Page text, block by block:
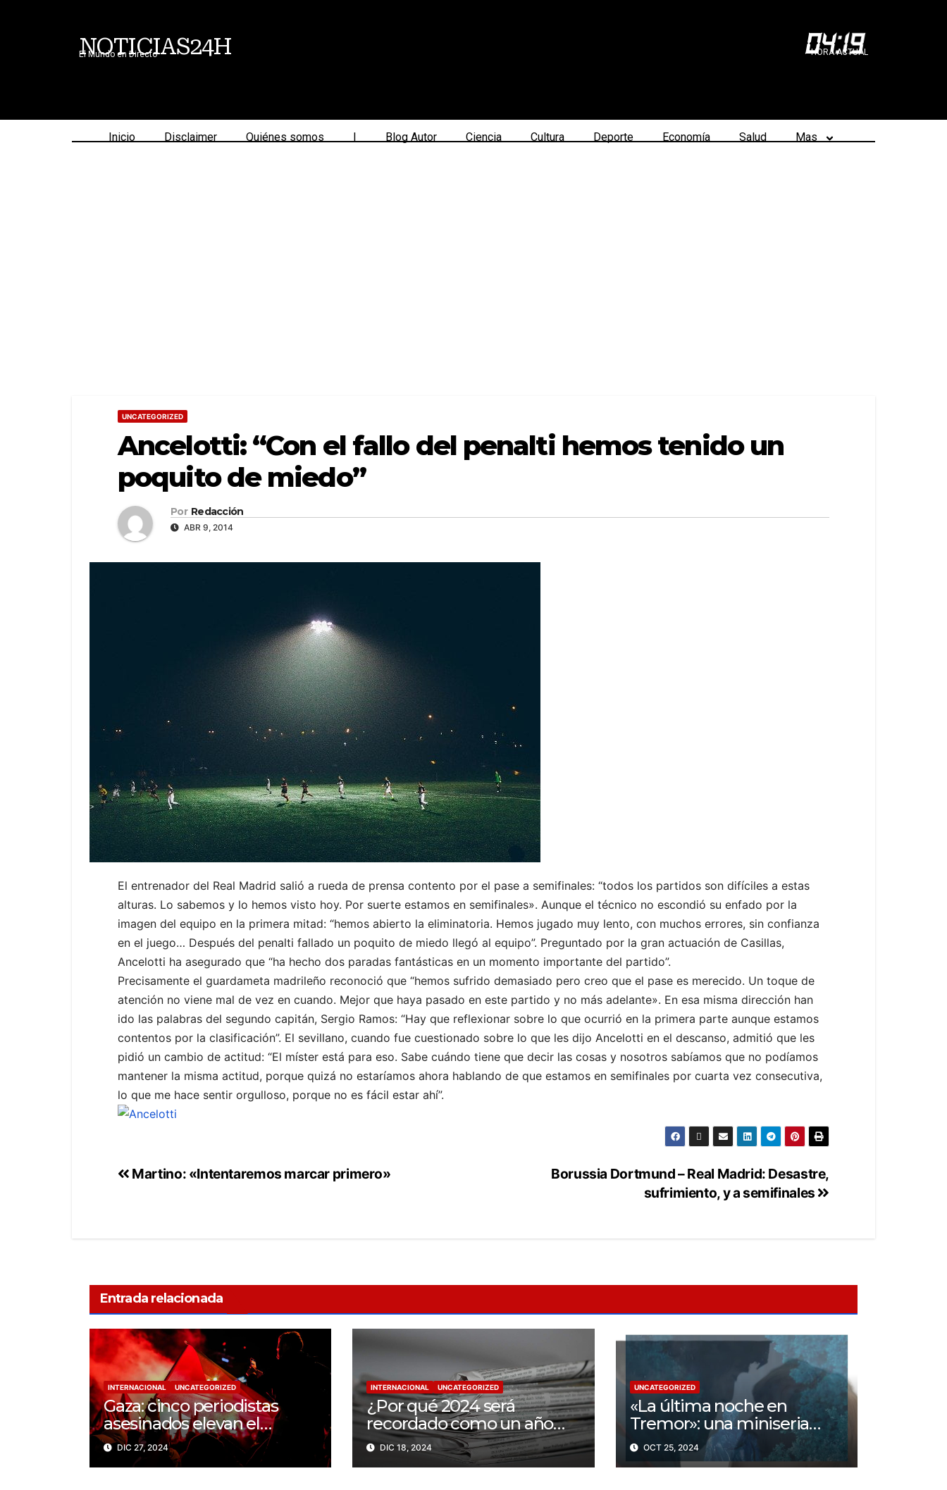
NOTICIAS24H
El Mundo en Directo 04:19
HORA ACTUAL
Inicio Disclaimer Quiénes somos | Blog Autor Ciencia Cultura Deporte Economía Salud Mas
UNCATEGORIZED
Ancelotti: “Con el fallo del penalti hemos tenido un
poquito de miedo”
Por Redacción
ABR 9, 2014
El entrenador del Real Madrid salió a rueda de prensa contento por el pase a semifinales: “todos los partidos son difíciles a estas
alturas. Lo sabemos y lo hemos visto hoy. Por suerte estamos en semifinales». Aunque el técnico no escondió su enfado por la
imagen del equipo en la primera mitad: “hemos abierto la eliminatoria. Hemos jugado muy lento, con muchos errores, sin confianza
en el juego… Después del penalti fallado un poquito de miedo llegó al equipo”. Preguntado por la gran actuación de Casillas,
Ancelotti ha asegurado que “ha hecho dos paradas fantásticas en un momento importante del partido”.
Precisamente el guardameta madrileño reconoció que “hemos sufrido demasiado pero creo que el pase es merecido. Un toque de
atención no viene mal de vez en cuando. Mejor que haya pasado en este partido y no más adelante». En esa misma dirección han
ido las palabras del segundo capitán, Sergio Ramos: “Hay que reflexionar sobre lo que ocurrió en la primera parte aunque estamos
contentos por la clasificación”. El sevillano, cuando fue cuestionado sobre lo que les dijo Ancelotti en el descanso, admitió que les
pidió un cambio de actitud: “El míster está para eso. Sabe cuándo tiene que decir las cosas y nosotros sabíamos que no podíamos
mantener la misma actitud, porque quizá no estaríamos ahora hablando de que estamos en semifinales por cuarta vez consecutiva,
lo que me hace sentir orgulloso, porque no es fácil estar ahí”.
Borussia Dortmund – Real Madrid: Desastre,
sufrimiento, y a semifinales
Martino: «Intentaremos marcar primero»
Entrada relacionada
INTERNACIONAL UNCATEGORIZED
Gaza: cinco periodistas
asesinados elevan el
balance a 200 trabajadores
de la prensa muertos en
DIC 27, 2024
INTERNACIONAL UNCATEGORIZED
¿Por qué 2024 será
recordado como un año
trágico para la libertad de
prensa? Un tercio de los
DIC 18, 2024
UNCATEGORIZED
«La última noche en
Tremor»: una miniseria
psicológica ¿Cuál es su
trama?
OCT 25, 2024